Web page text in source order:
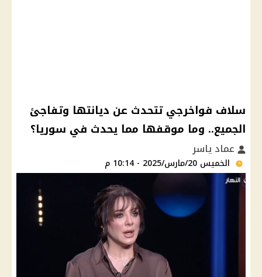
سلاف فواخرجي تتحدث عن ديانتها وتفاجئ
الجميع.. وما موقفها مما يحدث في سوريا؟
عماد ياسر
الخميس 20/مارس/2025 - 10:14 م